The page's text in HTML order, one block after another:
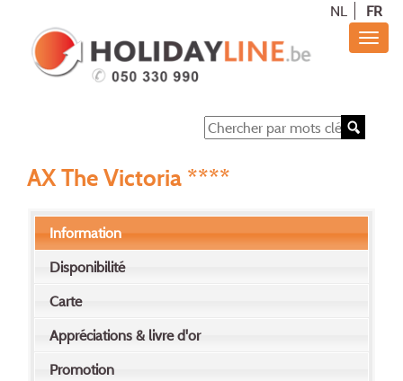
NL FR
AX The Victoria ****
Information
Disponibilité
Carte
Appréciations & livre d'or
Promotion